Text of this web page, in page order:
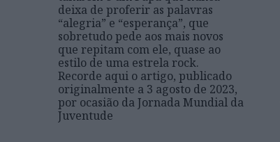
deixa de proferir as palavras
“alegria” e “esperança”, que
sobretudo pede aos mais novos
que repitam com ele, quase ao
estilo de uma estrela rock.
Recorde aqui o artigo, publicado
originalmente a 3 agosto de 2023,
por ocasião da Jornada Mundial da
Juventude